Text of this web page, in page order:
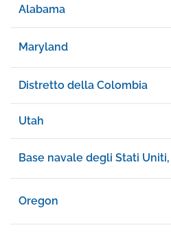
Alabama
Maryland
Distretto della Colombia
Utah
Base navale degli Stati
Oregon